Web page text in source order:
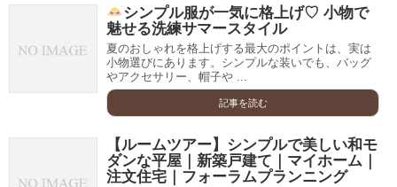
シンプル服が一気に格上げ♡ 小物で
魅せる洗練サマースタイル
夏のおしゃれを格上げする最大のポイントは、実は
小物選びにあります。シンプルな装いでも、バッグ
やアクセサリー、帽子や ...
記事を読む
【ルームツアー】シンプルで美しい和モ
ダンな平屋｜新築戸建て｜マイホーム｜
注文住宅｜フォーラムプランニング